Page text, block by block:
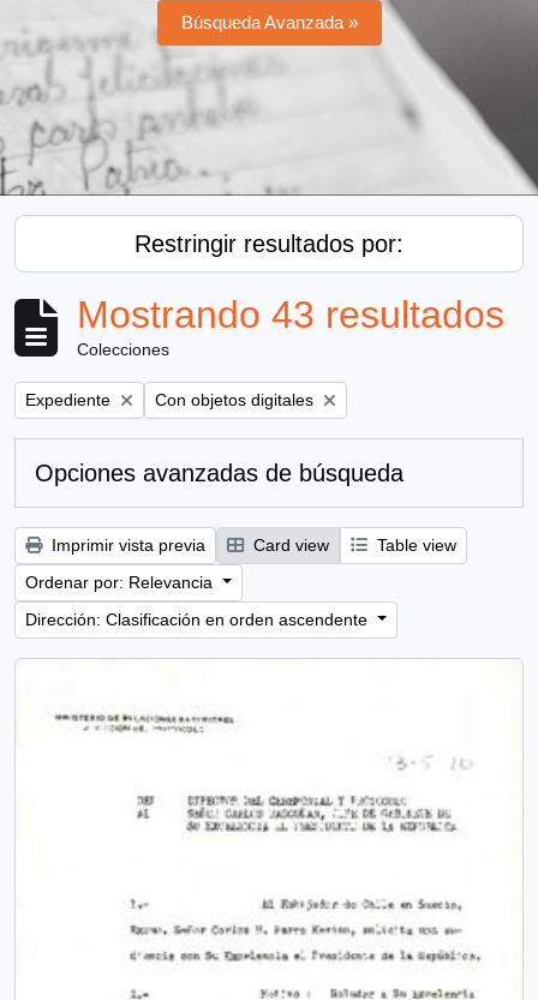
Búsqueda Avanzada »
Restringir resultados por:
Mostrando 43 resultados
Colecciones
Remove filter:
Expediente Remove filter:
Con objetos digitales
Opciones avanzadas de búsqueda
Imprimir vista previa Card view
Table view
Ordenar por: Relevancia
Dirección: Clasificación en orden ascendente